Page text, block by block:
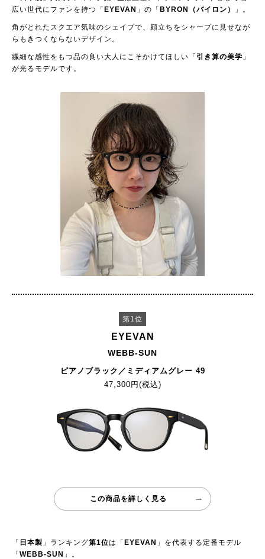
広い世代にファンを持つ「EYEVAN 」の「BYRON（バイロン） 」。
角がとれたスクエア気味のシェイプで、顔立ちをシャープに見せなが
らもきつくならないデザイン。
繊細な感性をもつ品の良い大人にこそかけてほしい「 引き算の美学 」
が光るモデルです。
第1位
EYEVAN
WEBB-SUN
ピアノブラック／ミディアムグレー 49
47,300円(税込)
この商品を詳しく見る
「 日本製 」ランキング第1位は「EYEVAN 」を代表する定番モデル
「WEBB-SUN 」。